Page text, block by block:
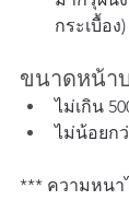
กระเบื้อง)
ขนาดหน้า
ไม่เกิน
ไม่น้อยก
*** ความหนา